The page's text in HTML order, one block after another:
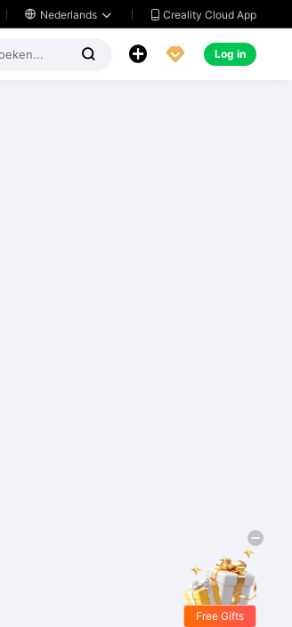
 Nederlands   Creality Cloud App
   Log in
Free Gifts